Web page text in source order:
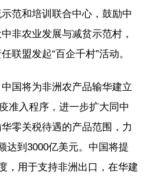
范和培训联合中心，鼓励中
非农业发展与减贫示范村，
联盟发起“百企千村”活动。
国将为非洲农产品输华建立
准入程序，进一步扩大同中
零关税待遇的产品范围，力
达到3000亿美元。中国将提
，用于支持非洲出口，在华建